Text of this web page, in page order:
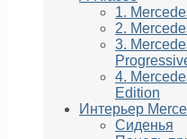
1.
2.
3.
4.
Edition
Интерьер
Сиденья